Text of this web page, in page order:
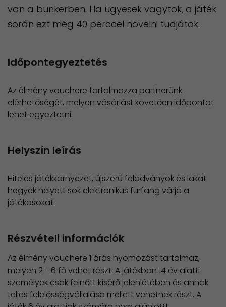
van a bunkerben. Ha ügyesek vagytok, a játék
során ezt még 40 perccel növelni tudjátok.
Időpontegyeztetés
Az élmény vouchere tartalmazza partnerünk
elérhetőségét, melyen vásárlást követően időpontot
lehet egyeztetni.
Helyszín leírás
Hiteles játékkörnyezet, újszerű feladványok és lakat
hegyek helyett sok elektronikus furfang várja a
játékosokat.
Részvételi információk
Az élmény vouchere 1 órás nyomozást tartalmaz,
melyen 2 - 6 fő vehet részt. A játékban 14 év alatti
személyek csak felnőtt kísérő jelenlétében és annak
teljes felelősségvállalása mellett vehetnek részt. A